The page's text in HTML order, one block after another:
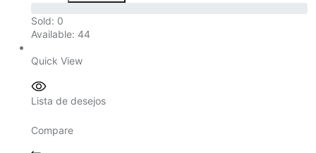
Sold: 0
Available: 44
Quick View
Lista de desejos
Compare